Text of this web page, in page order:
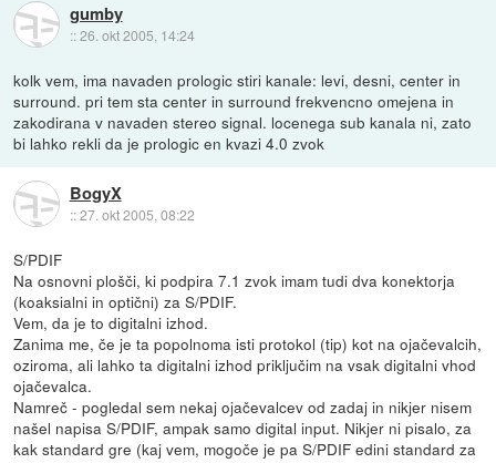
gumby
::26. okt 2005, 14:24
kolk vem, ima navaden prologic stiri kanale: levi, desni, center in
surround. pri tem sta center in surround frekvencno omejena in
zakodirana v navaden stereo signal. locenega sub kanala ni, zato
bi lahko rekli da je prologic en kvazi 4.0 zvok
BogyX
::27. okt 2005, 08:22
S/PDIF
Na osnovni plošči, ki podpira 7.1 zvok imam tudi dva konektorja
(koaksialni in optični) za S/PDIF.
Vem, da je to digitalni izhod.
Zanima me, če je ta popolnoma isti protokol (tip) kot na ojačevalcih,
oziroma, ali lahko ta digitalni izhod priključim na vsak digitalni vhod
ojačevalca.
Namreč - pogledal sem nekaj ojačevalcev od zadaj in nikjer nisem
našel napisa S/PDIF, ampak samo digital input. Nikjer ni pisalo, za
kak standard gre (kaj vem, mogoče je pa S/PDIF edini standard za